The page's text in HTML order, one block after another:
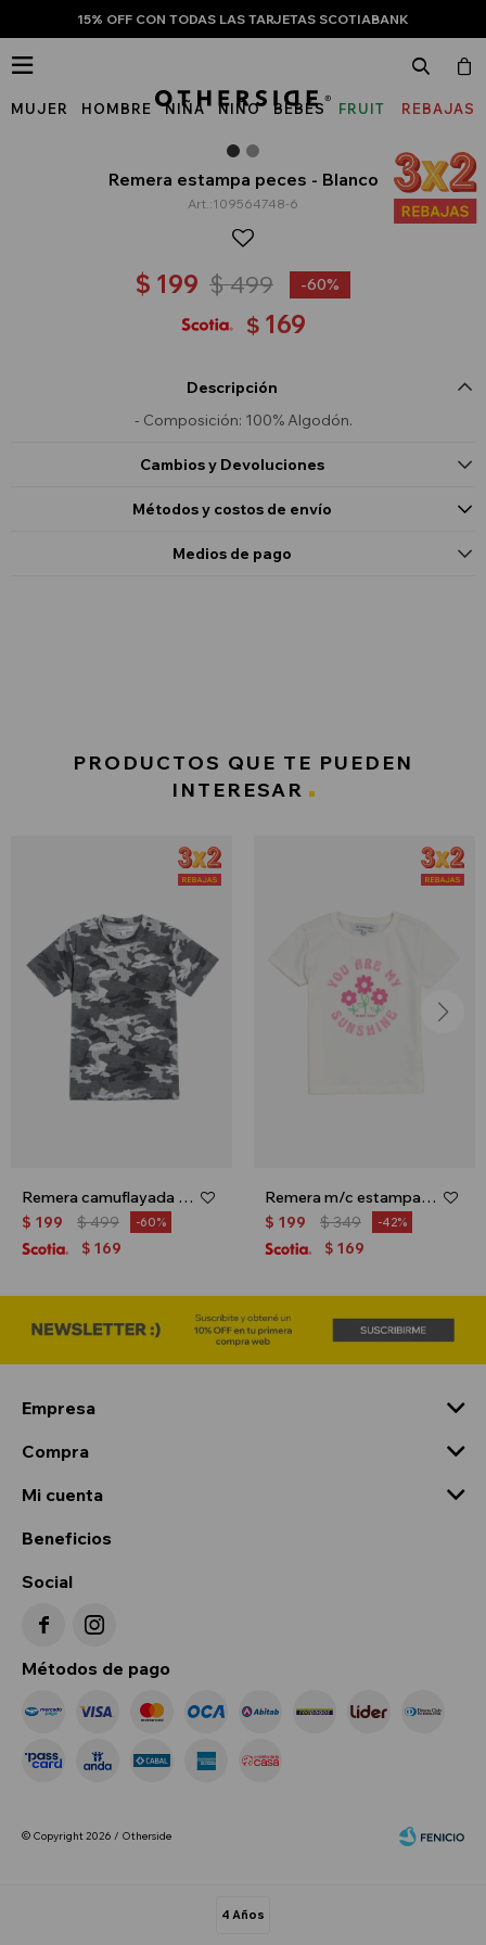
15% OFF CON TODAS LAS TARJETAS SCOTIABANK
MUJER HOMBRE NIÑA NIÑO BEBÉS
FRUIT
THE
REBAJAS

Remera estampa peces - Blanco
109564748-6
$ 199 $499 60
$ 169
4 Años
Descripción
- Composición: 100% Algodón.
Cambios y Devoluciones
Métodos y costos de envío
Medios de pago
PRODUCTOS QUE TE PUEDEN
INTERESAR
Remera camuflayada - Gris
$ 199 $499 60
$ 169
Remera m/c estampa floral - Crudo
$ 199 $349 42
$ 169
Empresa
Compra
Mi cuenta
Beneficios
Social
 
Métodos de pago
© Copyright 2026 / Otherside